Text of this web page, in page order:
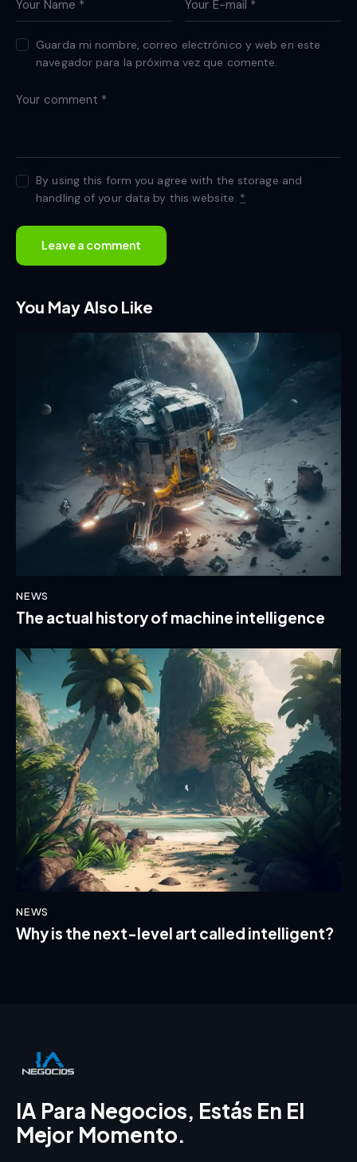
Guarda mi nombre, correo electrónico y web en este
navegador para la próxima vez que comente.
By using this form you agree with the storage and
handling of your data by this website. *
You May Also Like
NEWS
The actual history of machine intelligence
NEWS
Why is the next-level art called intelligent?
IA Para Negocios, Estás En El
Mejor Momento.